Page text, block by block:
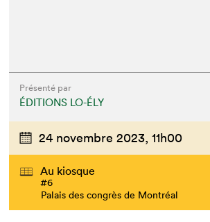
Présenté par
ÉDITIONS LO-ÉLY
24 novembre 2023, 11h00
Au kiosque
#6
Palais des congrès de Montréal